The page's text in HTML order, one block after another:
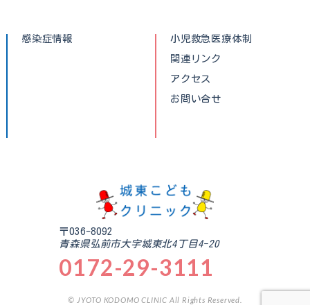
感染症情報
小児救急医療体制
関連リンク
アクセス
お問い合せ
〒036-8092
青森県弘前市大字城東北4丁目4-20
0172-29-3111
© JYOTO KODOMO CLINIC All Rights Reserved.